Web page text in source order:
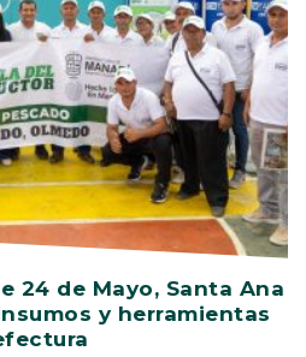
24 de Mayo, Santa Ana
y herramientas